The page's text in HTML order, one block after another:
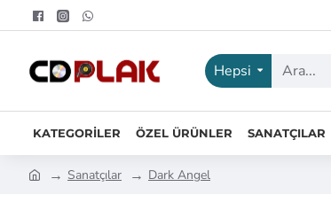
Hepsi
KATEGORILER ÖZEL ÜRÜNLER SANATÇILAR
Sanatçılar Dark Angel